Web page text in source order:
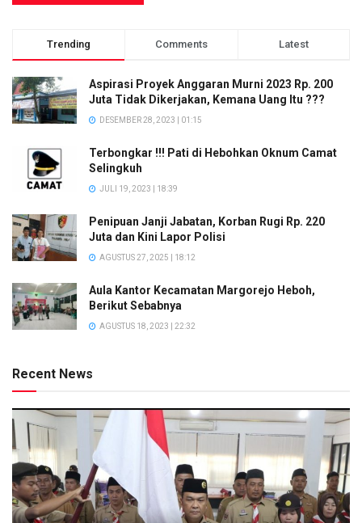
Trending Comments Latest
Aspirasi Proyek Anggaran Murni 2023 Rp. 200
Juta Tidak Dikerjakan, Kemana Uang Itu ???
DESEMBER 28, 2023 | 01:15
Terbongkar !!! Pati di Hebohkan Oknum Camat
Selingkuh
JULI 19, 2023 | 18:39
Penipuan Janji Jabatan, Korban Rugi Rp. 220
Juta dan Kini Lapor Polisi
AGUSTUS 27, 2025 | 18:12
Aula Kantor Kecamatan Margorejo Heboh,
Berikut Sebabnya
AGUSTUS 18, 2023 | 22:32
Recent News